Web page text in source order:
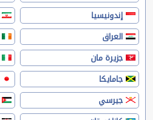
إندونيسيا
العراق
جزيرة مان
جامايكا
جيرسي